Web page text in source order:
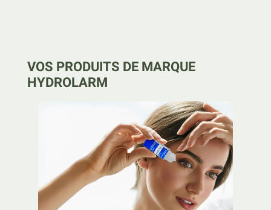
VOS PRODUITS DE MARQUE
HYDROLARM